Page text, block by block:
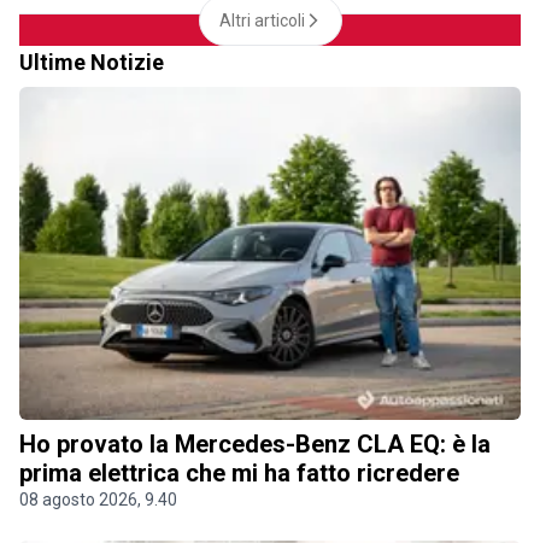
Altri articoli
Ultime Notizie
Ho provato la Mercedes-Benz CLA EQ: è la
prima elettrica che mi ha fatto ricredere
08 agosto 2026, 9.40